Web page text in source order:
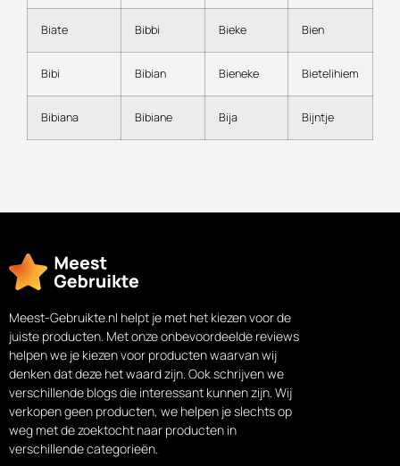
Biate Bibbi Bieke Bien
Bibi Bibian Bieneke Bietelihiem
Bibiana Bibiane Bija Bijntje
Meest-Gebruikte.nl helpt je met het kiezen voor de
juiste producten. Met onze onbevoordeelde reviews
helpen we je kiezen voor producten waarvan wij
denken dat deze het waard zijn. Ook schrijven we
verschillende blogs die interessant kunnen zijn. Wij
verkopen geen producten, we helpen je slechts op
weg met de zoektocht naar producten in
verschillende categorieën.